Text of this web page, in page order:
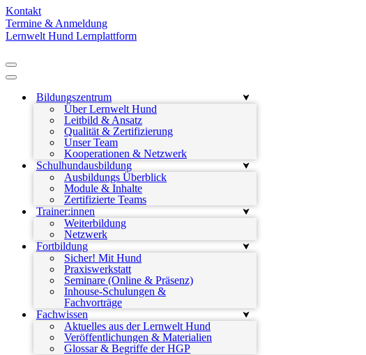
Kontakt
Termine & Anmeldung
Lernwelt Hund Lernplattform
Navigationsmenü
Navigationsmenü
Bildungszentrum
Über Lernwelt Hund
Leitbild & Ansatz
Qualität & Zertifizierung
Unser Team
Kooperationen & Netzwerk
Schulhundausbildung
Ausbildungs Überblick
Module & Inhalte
Zertifizierte Teams
Trainer:innen
Weiterbildung
Netzwerk
Fortbildung
Sicher! Mit Hund
Praxiswerkstatt
Seminare (Online & Präsenz)
Inhouse-Schulungen &
Fachvorträge
Fachwissen
Aktuelles aus der Lernwelt Hund
Veröffentlichungen & Materialien
Glossar & Begriffe der HGP